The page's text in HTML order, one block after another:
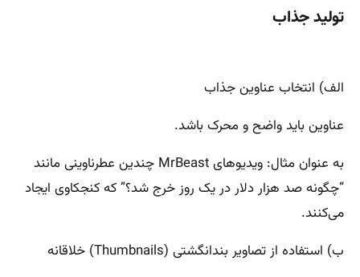
تولید جذاب
الف) انتخاب عناوین جذاب
عناوین باید واضح و محرک باشد.
به عنوان مثال: ویدیوهای MrBeast چندین عطرناوینی مانند
“چگونه صد هزار دلار در یک روز خرج شد؟” که کنجکاوی ایجاد
می‌کنند.
ب) استفاده از تصاویر بندانگشتی (Thumbnails) خلاقانه